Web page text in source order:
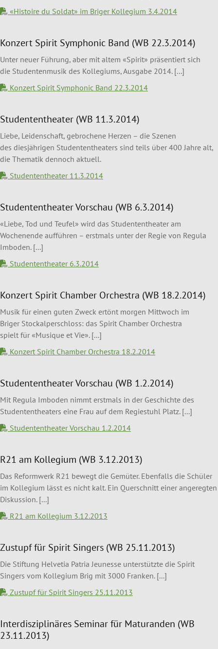
«Histoire du Soldat» im Briger Kollegium 3.4.2014
Konzert Spirit Symphonic Band (WB 22.3.2014)
Unter neuer Führung, aber mit altem «Spirit» präsentiert sich
die Studentenmusik des Kollegiums, Ausgabe 2014. [...]
Konzert Spirit Symphonic Band 22.3.2014
Studententheater (WB 11.3.2014)
Liebe, Leidenschaft, gebrochene Herzen – die Szenen
des diesjährigen Studententheaters sind teils über 400 Jahre alt,
die Thematik dennoch aktuell.
Studententheater 11.3.2014
Studententheater Vorschau (WB 6.3.2014)
«Liebe, Tod und Teufel» wird das Studententheater am
Wochenende aufführen – erstmals unter der Regie von Regula
Imboden. [...]
Studententheater 6.3.2014
Konzert Spirit Chamber Orchestra (WB 18.2.2014)
Musik für einen guten Zweck ertönt morgen Mittwoch im
Briger Stockalperschloss: das Spirit Chamber Orchestra
spielt für «Musique et Vie». [...]
Konzert Spirit Chamber Orchestra 18.2.2014
Studententheater Vorschau (WB 1.2.2014)
Mit Regula Imboden nimmt erstmals in der Geschichte des
Studententheaters eine Frau auf dem Regiestuhl Platz. [...]
Studententheater Vorschau 1.2.2014
R21 am Kollegium (WB 3.12.2013)
Das Reformwerk R21 bewegt die Gemüter. Ebenfalls die Schüler
im Kollegium lässt es nicht kalt. Ein Querschnitt einer angeregten
Diskussion. [...]
R21 am Kollegium 3.12.2013
Zustupf für Spirit Singers (WB 25.11.2013)
Die Stiftung Helvetia Patria Jeunesse unterstützte die Spirit
Singers vom Kollegium Brig mit 3000 Franken. [...]
Zustupf für Spirit Singers 25.11.2013
Interdisziplinäres Seminar für Maturanden (WB
23.11.2013)